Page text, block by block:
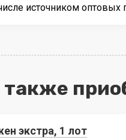
источником оптовых
экстра, 1 лот